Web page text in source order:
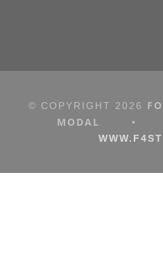
© COPYRIGHT 2026
MODAL
•